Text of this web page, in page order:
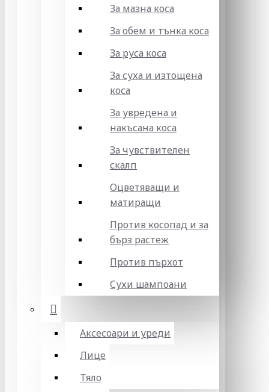
За мазна коса
За обем и тънка коса
За руса коса
За суха и изтощена
коса
За увредена и
накъсана коса
За чувствителен
скалп
Оцветяващи и
матиращи
Против косопад и за
бърз растеж
Против пърхот
Сухи шампоани
Аксесоари и уреди
Лице
Тяло